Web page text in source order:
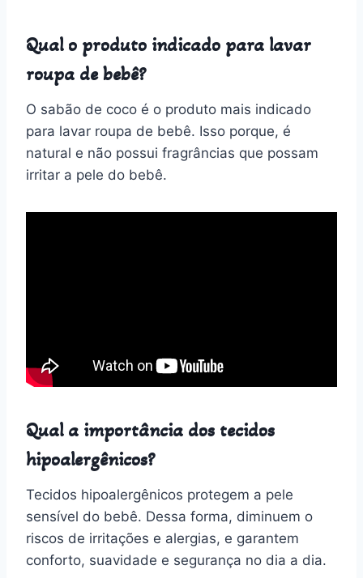
Qual o produto indicado para lavar
roupa de bebê?
O sabão de coco é o produto mais indicado
para lavar roupa de bebê. Isso porque, é
natural e não possui fragrâncias que possam
irritar a pele do bebê.
Qual a importância dos tecidos
hipoalergênicos?
Tecidos hipoalergênicos protegem a pele
sensível do bebê. Dessa forma, diminuem o
riscos de irritações e alergias, e garantem
conforto, suavidade e segurança no dia a dia.